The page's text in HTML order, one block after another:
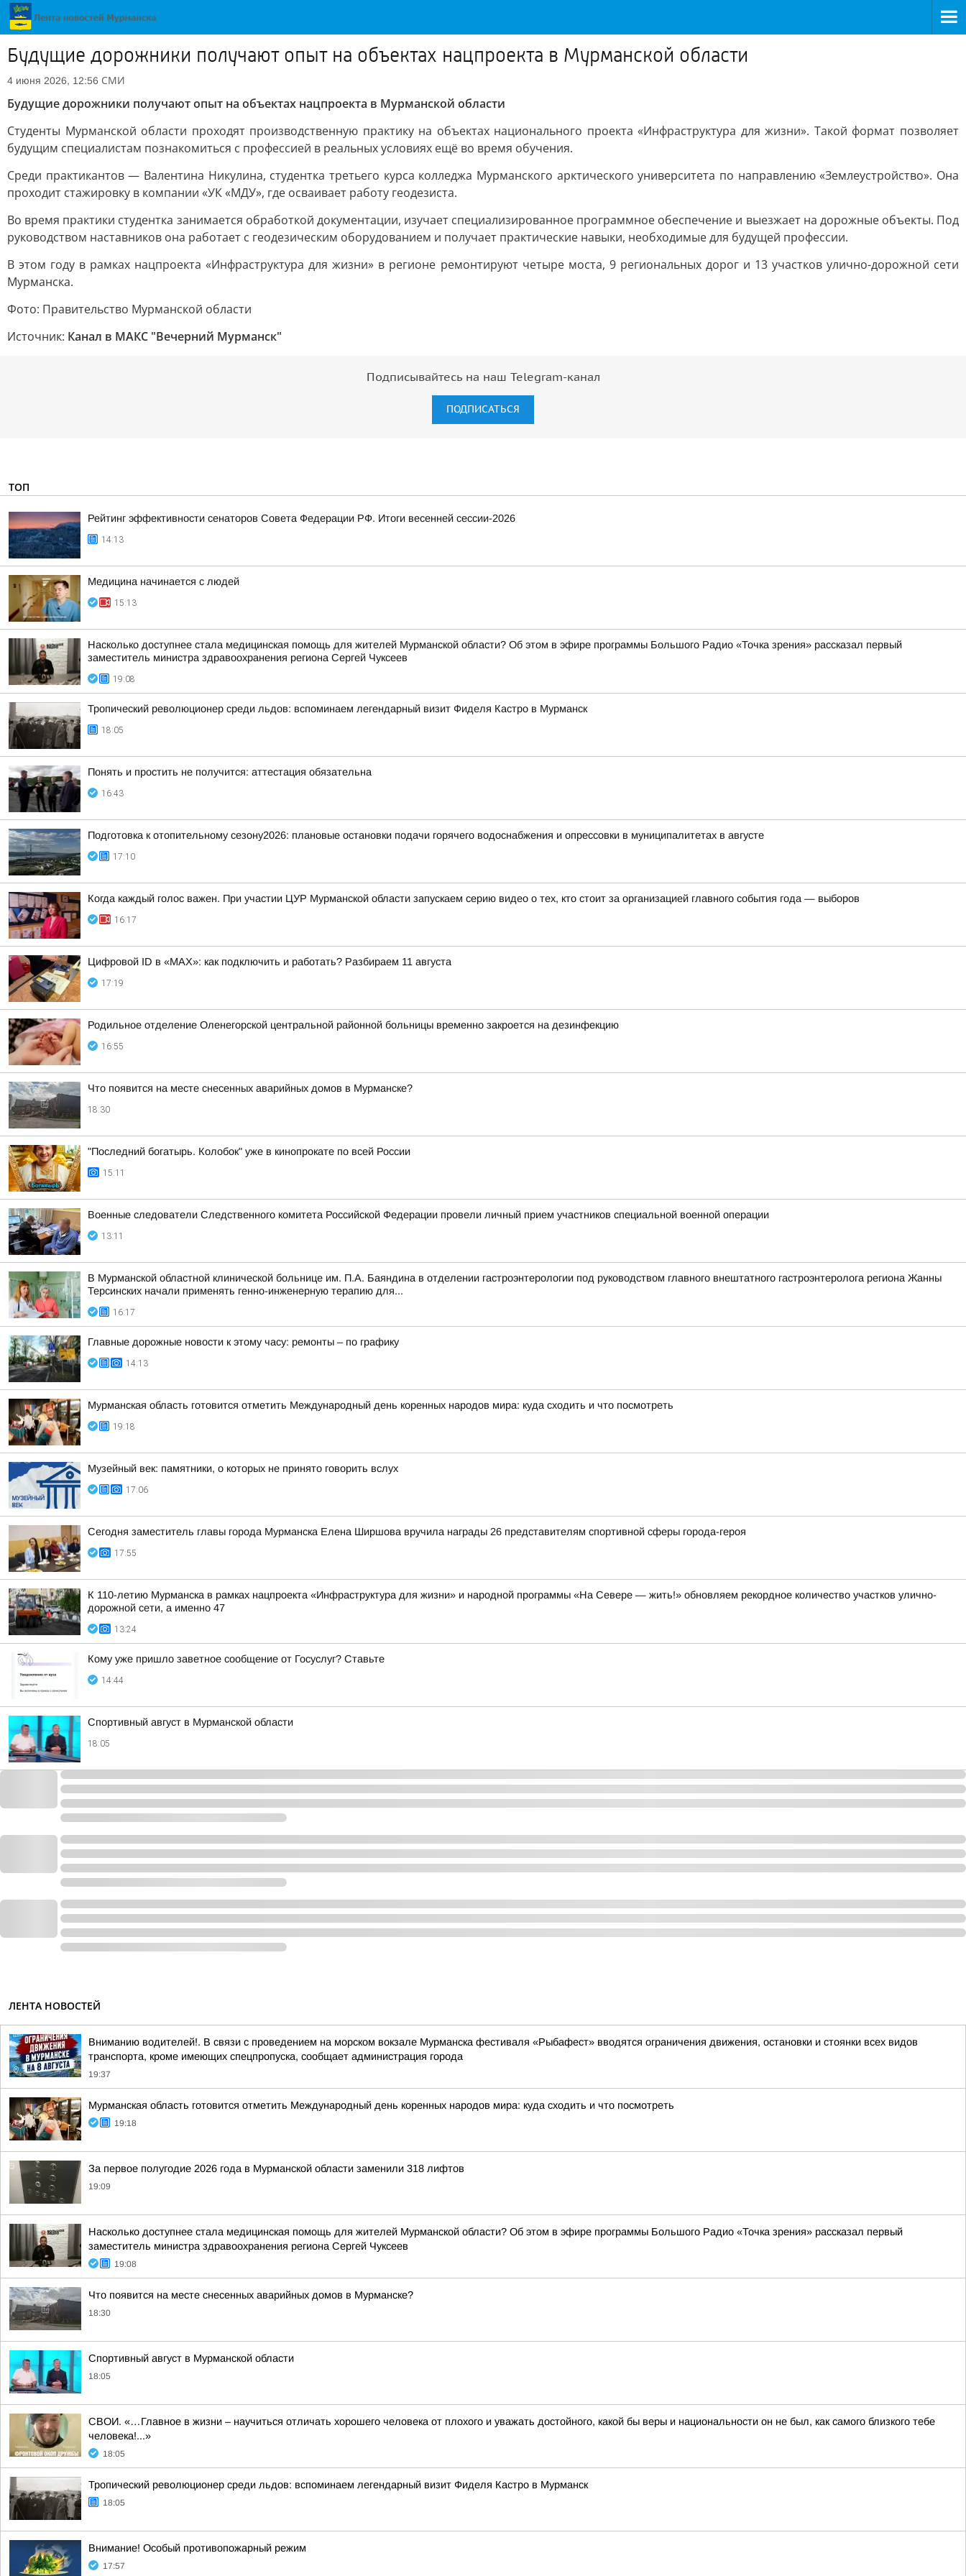
Будущие дорожники получают опыт на объектах нацпроекта в Мурманской области
4 июня 2026, 12:56 СМИ
Будущие дорожники получают опыт на объектах нацпроекта в Мурманской области
Студенты Мурманской области проходят производственную практику на объектах национального проекта «Инфраструктура для жизни». Такой формат позволяет
будущим специалистам познакомиться с профессией в реальных условиях ещё во время обучения.
Среди практикантов — Валентина Никулина, студентка третьего курса колледжа Мурманского арктического университета по направлению «Землеустройство». Она
проходит стажировку в компании «УК «МДУ», где осваивает работу геодезиста.
Во время практики студентка занимается обработкой документации, изучает специализированное программное обеспечение и выезжает на дорожные объекты. Под
руководством наставников она работает с геодезическим оборудованием и получает практические навыки, необходимые для будущей профессии.
В этом году в рамках нацпроекта «Инфраструктура для жизни» в регионе ремонтируют четыре моста, 9 региональных дорог и 13 участков улично-дорожной сети
Мурманска.
Фото: Правительство Мурманской области
Источник: Канал в МАКС "Вечерний Мурманск"
Подписывайтесь на наш Telegram-канал
ПОДПИСАТЬСЯ
ТОП
Рейтинг эффективности сенаторов Совета Федерации РФ. Итоги весенней сессии-2026
14:13
Медицина начинается с людей
15:13
Насколько доступнее стала медицинская помощь для жителей Мурманской области? Об этом в эфире программы Большого Радио «Точка зрения» рассказал первый
заместитель министра здравоохранения региона Сергей Чуксеев
19:08
Тропический революционер среди льдов: вспоминаем легендарный визит Фиделя Кастро в Мурманск
18:05
Понять и простить не получится: аттестация обязательна
16:43
Подготовка к отопительному сезону2026: плановые остановки подачи горячего водоснабжения и опрессовки в муниципалитетах в августе
17:10
Когда каждый голос важен. При участии ЦУР Мурманской области запускаем серию видео о тех, кто стоит за организацией главного события года — выборов
16:17
Цифровой ID в «MAX»: как подключить и работать? Разбираем 11 августа
17:19
Родильное отделение Оленегорской центральной районной больницы временно закроется на дезинфекцию
16:55
Что появится на месте снесенных аварийных домов в Мурманске?
18:30
"Последний богатырь. Колобок" уже в кинопрокате по всей России
15:11
Военные следователи Следственного комитета Российской Федерации провели личный прием участников специальной военной операции
13:11
В Мурманской областной клинической больнице им. П.А. Баяндина в отделении гастроэнтерологии под руководством главного внештатного гастроэнтеролога региона Жанны
Терсинских начали применять генно-инженерную терапию для...
16:17
Главные дорожные новости к этому часу: ремонты – по графику
14:13
Мурманская область готовится отметить Международный день коренных народов мира: куда сходить и что посмотреть
19:18
Музейный век: памятники, о которых не принято говорить вслух
17:06
Сегодня заместитель главы города Мурманска Елена Ширшова вручила награды 26 представителям спортивной сферы города-героя
17:55
К 110-летию Мурманска в рамках нацпроекта «Инфраструктура для жизни» и народной программы «На Севере — жить!» обновляем рекордное количество участков улично-
дорожной сети, а именно 47
13:24
Кому уже пришло заветное сообщение от Госуслуг? Ставьте
14:44
Спортивный август в Мурманской области
18:05
ЛЕНТА НОВОСТЕЙ
Вниманию водителей!. В связи с проведением на морском вокзале Мурманска фестиваля «Рыбафест» вводятся ограничения движения, остановки и стоянки всех видов
транспорта, кроме имеющих спецпропуска, сообщает администрация города
19:37
Мурманская область готовится отметить Международный день коренных народов мира: куда сходить и что посмотреть
19:18
За первое полугодие 2026 года в Мурманской области заменили 318 лифтов
19:09
Насколько доступнее стала медицинская помощь для жителей Мурманской области? Об этом в эфире программы Большого Радио «Точка зрения» рассказал первый
заместитель министра здравоохранения региона Сергей Чуксеев
19:08
Что появится на месте снесенных аварийных домов в Мурманске?
18:30
Спортивный август в Мурманской области
18:05
СВОИ. «…Главное в жизни – научиться отличать хорошего человека от плохого и уважать достойного, какой бы веры и национальности он не был, как самого близкого тебе
человека!...»
18:05
Тропический революционер среди льдов: вспоминаем легендарный визит Фиделя Кастро в Мурманск
18:05
Внимание! Особый противопожарный режим
17:57